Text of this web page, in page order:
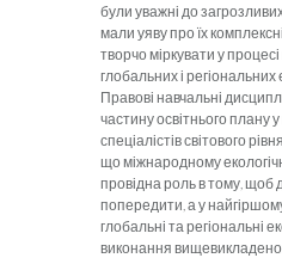
були уважні до
мали уяву про їх
творчо міркувати у
глобальних і регіональних
Правові навчальні
частину освітнього плану
спеціалістів світового
що міжнародному
провідна роль в тому, щоб
попередити, а у
глобальні та регіональні
виконання